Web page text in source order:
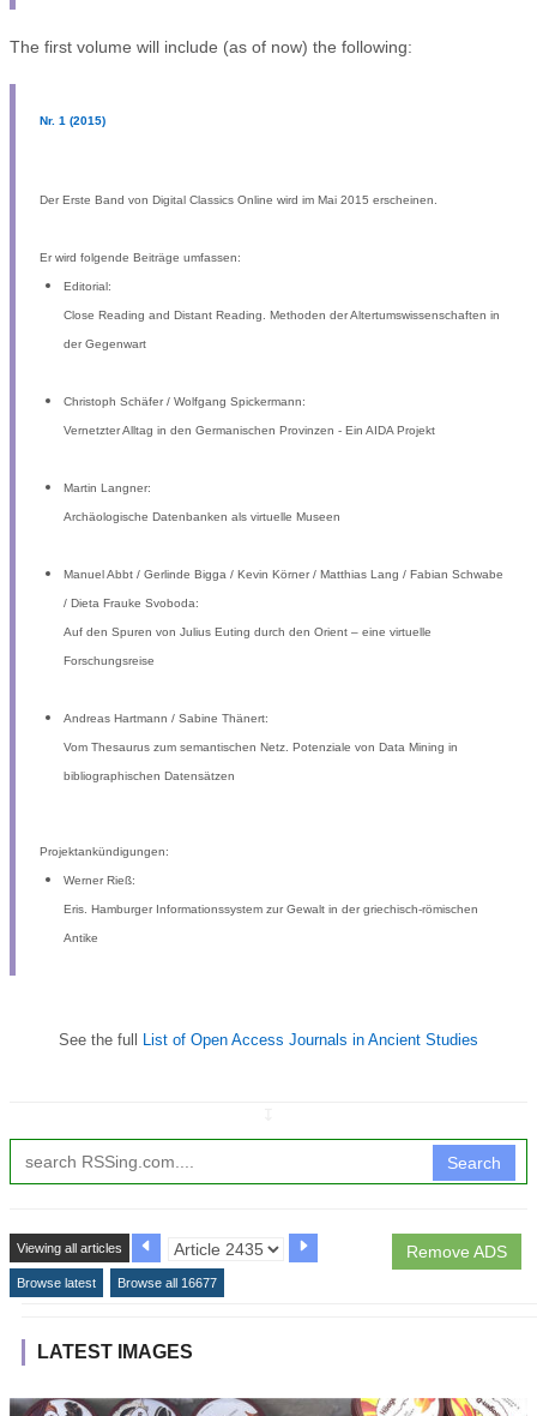
The first volume will include (as of now) the following:
Nr. 1 (2015)
Der Erste Band von Digital Classics Online wird im Mai 2015 erscheinen.
Er wird folgende Beiträge umfassen:
Editorial:
Close Reading and Distant Reading. Methoden der Altertumswissenschaften in
der Gegenwart
Christoph Schäfer / Wolfgang Spickermann:
Vernetzter Alltag in den Germanischen Provinzen - Ein AIDA Projekt
Martin Langner:
Archäologische Datenbanken als virtuelle Museen
Manuel Abbt / Gerlinde Bigga / Kevin Körner / Matthias Lang / Fabian Schwabe
/ Dieta Frauke Svoboda:
Auf den Spuren von Julius Euting durch den Orient – eine virtuelle
Forschungsreise
Andreas Hartmann / Sabine Thänert:
Vom Thesaurus zum semantischen Netz. Potenziale von Data Mining in
bibliographischen Datensätzen
Projektankündigungen:
Werner Rieß:
Eris. Hamburger Informationssystem zur Gewalt in der griechisch-römischen
Antike
See the full List of Open Access Journals in Ancient Studies
Search
Remove ADS
Viewing all articles
Browse latest Browse all 16677
LATEST IMAGES